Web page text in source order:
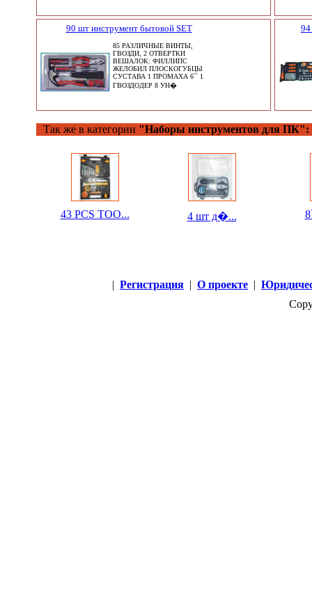
90 шт инструмент бытовой SET
85 РАЗЛИЧНЫЕ ВИНТЫ,
ГВОЗДИ, 2 ОТВЕРТКИ
ВЕШАЛОК: ФИЛЛИПС
ЖЕЛОБИЛ ПЛОСКОГУБЦЫ
СУСТАВА 1 ПРОМАХА 6`` 1
ГВОЗДОДЕР 8 УН�
Так же в категории "Наборы инструментов для ПК":
43 PCS TOO... 4 шт д�...
| Регистрация | О проекте |